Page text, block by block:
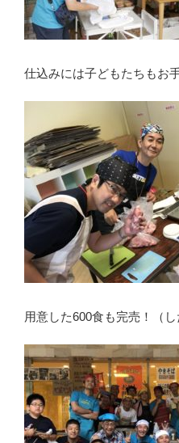
仕込みには子どもたちもお
用意した600食も完売！（し